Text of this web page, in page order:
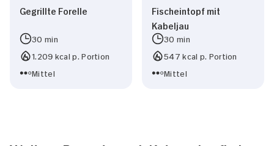
Gegrillte Forelle
30 min
1.209 kcal p. Portion
Mittel
Fischeintopf mit
Kabeljau
30 min
547 kcal p. Portion
Mittel